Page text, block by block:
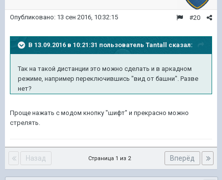
#20
Опубликовано: 13 сен 2016, 10:32:15
В 13.09.2016 в 10:21:31 пользователь Tantall сказал:
Так на такой дистанции это можно сделать и в аркадном
режиме, например переключившись "вид от башни". Разве
нет?
Проще нажать с модом кнопку "шифт" и прекрасно можно
стрелять.
Назад Вперёд
Страница 1 из 2